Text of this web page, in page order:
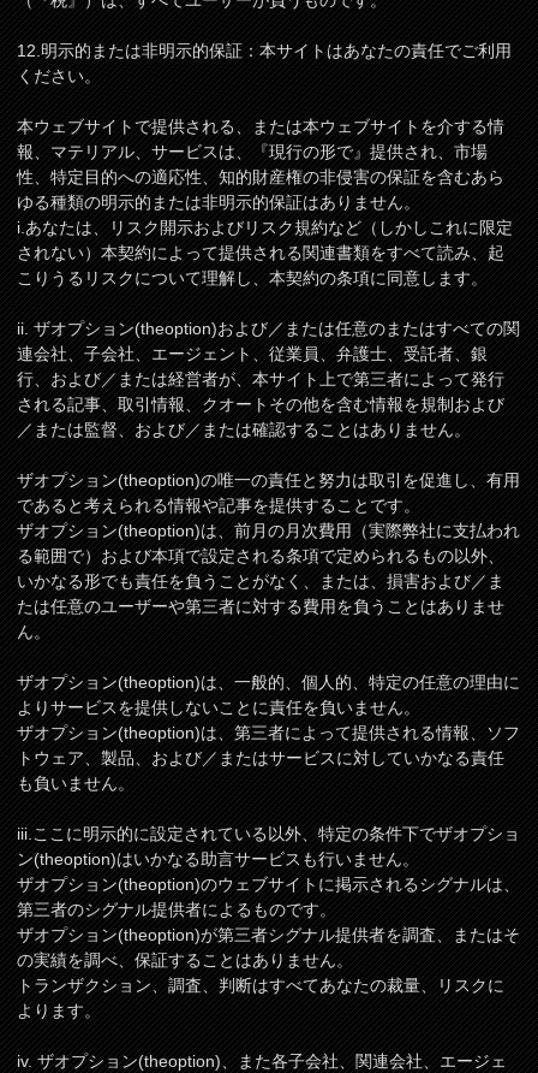
12.明示的または非明示的保証：本サイトはあなたの責任でご利用
ください。
本ウェブサイトで提供される、または本ウェブサイトを介する情
報、マテリアル、サービスは、『現行の形で』提供され、市場
性、特定目的への適応性、知的財産権の非侵害の保証を含むあら
ゆる種類の明示的または非明示的保証はありません。
i.あなたは、リスク開示およびリスク規約など（しかしこれに限定
されない）本契約によって提供される関連書類をすべて読み、起
こりうるリスクについて理解し、本契約の条項に同意します。
ii. ザオプション(theoption)および／または任意のまたはすべての関
連会社、子会社、エージェント、従業員、弁護士、受託者、銀
行、および／または経営者が、本サイト上で第三者によって発行
される記事、取引情報、クオートその他を含む情報を規制および
／または監督、および／または確認することはありません。
ザオプション(theoption)の唯一の責任と努力は取引を促進し、有用
であると考えられる情報や記事を提供することです。
ザオプション(theoption)は、前月の月次費用（実際弊社に支払われ
る範囲で）および本項で設定される条項で定められるもの以外、
いかなる形でも責任を負うことがなく、または、損害および／ま
たは任意のユーザーや第三者に対する費用を負うことはありませ
ん。
ザオプション(theoption)は、一般的、個人的、特定の任意の理由に
よりサービスを提供しないことに責任を負いません。
ザオプション(theoption)は、第三者によって提供される情報、ソフ
トウェア、製品、および／またはサービスに対していかなる責任
も負いません。
iii.ここに明示的に設定されている以外、特定の条件下でザオプショ
ン(theoption)はいかなる助言サービスも行いません。
ザオプション(theoption)のウェブサイトに掲示されるシグナルは、
第三者のシグナル提供者によるものです。
ザオプション(theoption)が第三者シグナル提供者を調査、またはそ
の実績を調べ、保証することはありません。
トランザクション、調査、判断はすべてあなたの裁量、リスクに
よります。
iv. ザオプション(theoption)、また各子会社、関連会社、エージェ